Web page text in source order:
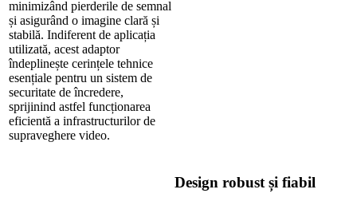
minimizând pierderile de semnal
și asigurând o imagine clară și
stabilă. Indiferent de aplicația
utilizată, acest adaptor
îndeplinește cerințele tehnice
esențiale pentru un sistem de
securitate de încredere,
sprijinind astfel funcționarea
eficientă a infrastructurilor de
supraveghere video.
Design robust și fiabil